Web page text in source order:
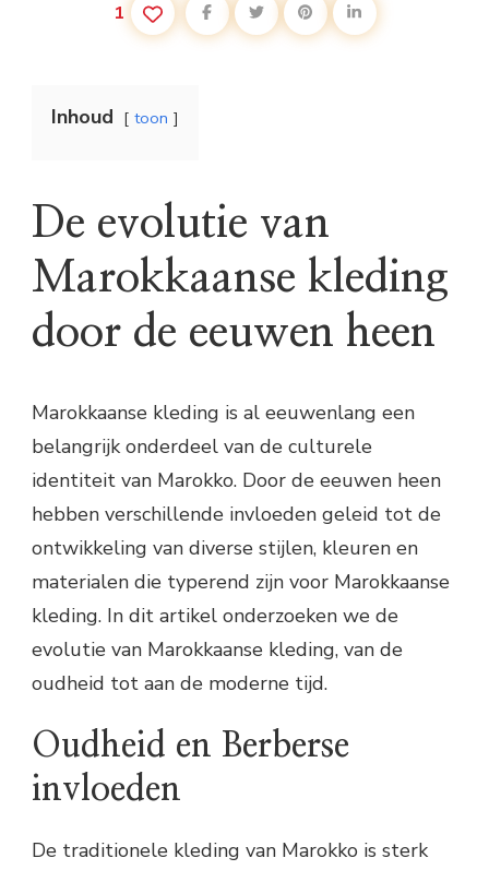
1
Inhoud toon
De evolutie van
Marokkaanse kleding
door de eeuwen heen
Marokkaanse kleding is al eeuwenlang een
belangrijk onderdeel van de culturele
identiteit van Marokko. Door de eeuwen heen
hebben verschillende invloeden geleid tot de
ontwikkeling van diverse stijlen, kleuren en
materialen die typerend zijn voor Marokkaanse
kleding. In dit artikel onderzoeken we de
evolutie van Marokkaanse kleding, van de
oudheid tot aan de moderne tijd.
Oudheid en Berberse
invloeden
De traditionele kleding van Marokko is sterk